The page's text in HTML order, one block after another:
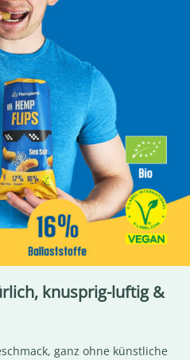
knusprig-luftig &
ganz ohne künstliche